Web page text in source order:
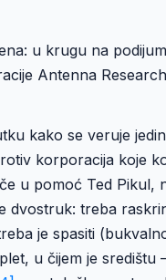
u krugu na
Antenna
kako se veruje
korporacija koje
u pomoć Ted Pikul,
dvostruk: treba
je spasiti
u čijem je središtu